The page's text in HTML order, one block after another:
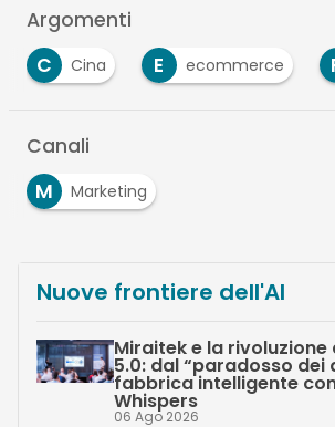
Argomenti
C
Cina E ecommerce
Canali
M
Marketing
Nuove frontiere dell'AI
Miraitek e la rivoluzione
5.0: dal “paradosso dei
fabbrica intelligente
Whispers
06 Ago 2026